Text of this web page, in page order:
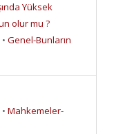
Yüksek
olur mu ?
• Genel-Bunların
• Mahkemeler-